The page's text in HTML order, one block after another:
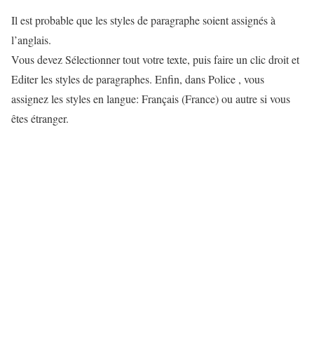
Il est probable que les styles de paragraphe soient assignés à
l’anglais.
Vous devez Sélectionner tout votre texte, puis faire un clic droit et
Editer les styles de paragraphes. Enfin, dans Police , vous
assignez les styles en langue: Français (France) ou autre si vous
êtes étranger.